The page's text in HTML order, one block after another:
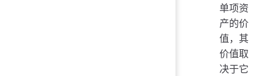
单项资
产的价
值，其
价值取
决于它